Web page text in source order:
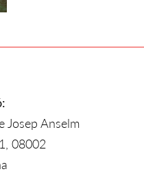
Josep Anselm
08002